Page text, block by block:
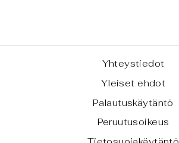
Yhteystiedot
Yleiset ehdot
Palautuskäytäntö
Peruutusoikeus